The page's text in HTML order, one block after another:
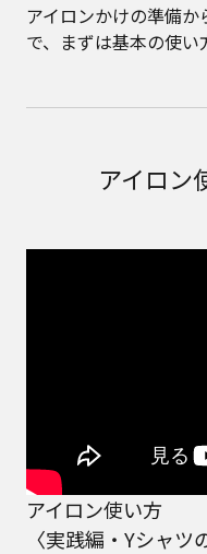
アイロンかけの準備
で、まずは基本の使い
アイロン
アイロン使い方
〈実践編・Yシャツ